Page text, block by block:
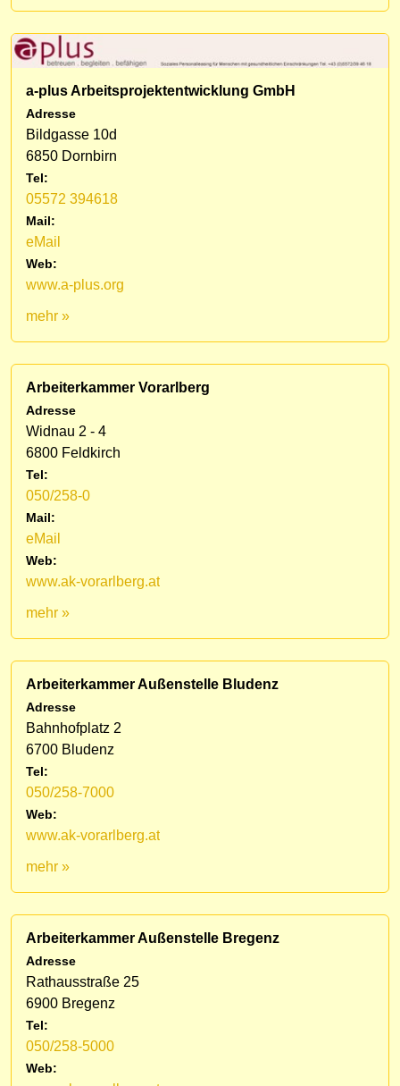
a-plus Arbeitsprojektentwicklung GmbH
Adresse
Bildgasse 10d
6850 Dornbirn
Tel:
05572 394618
Mail:
eMail
Web:
www.a-plus.org
mehr »
Arbeiterkammer Vorarlberg
Adresse
Widnau 2 - 4
6800 Feldkirch
Tel:
050/258-0
Mail:
eMail
Web:
www.ak-vorarlberg.at
mehr »
Arbeiterkammer Außenstelle Bludenz
Adresse
Bahnhofplatz 2
6700 Bludenz
Tel:
050/258-7000
Web:
www.ak-vorarlberg.at
mehr »
Arbeiterkammer Außenstelle Bregenz
Adresse
Rathausstraße 25
6900 Bregenz
Tel:
050/258-5000
Web: